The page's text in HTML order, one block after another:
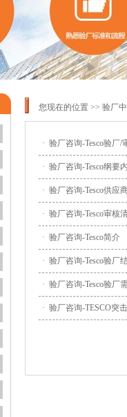
您现在的位置 >> 验厂
· 验厂咨询-Tesco验厂/
· 验厂咨询-Tesco纲要
· 验厂咨询-Tesco供应
· 验厂咨询-Tesco审核
· 验厂咨询-Tesco简介
· 验厂咨询-Tesco验厂
· 验厂咨询-Tesco验厂
· 验厂咨询-TESCO突